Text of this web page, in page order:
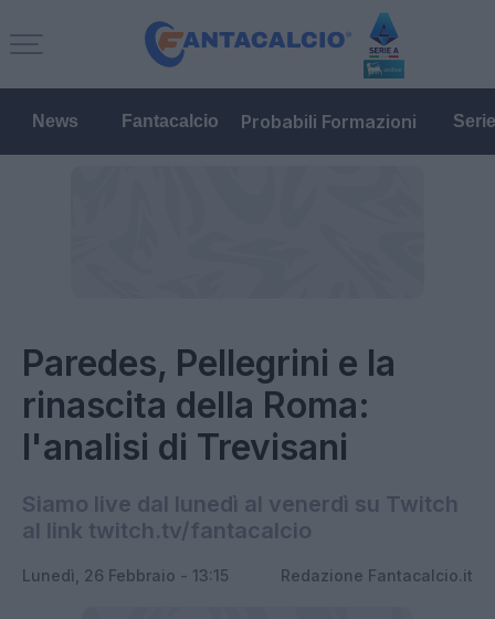
News Fantacalcio Probabili Formazioni
Paredes, Pellegrini e la
rinascita della Roma:
l'analisi di Trevisani
Siamo live dal lunedì al venerdì su Twitch
al link twitch.tv/fantacalcio
Lunedì, 26 Febbraio - 13:15 Redazione Fantacalcio.it